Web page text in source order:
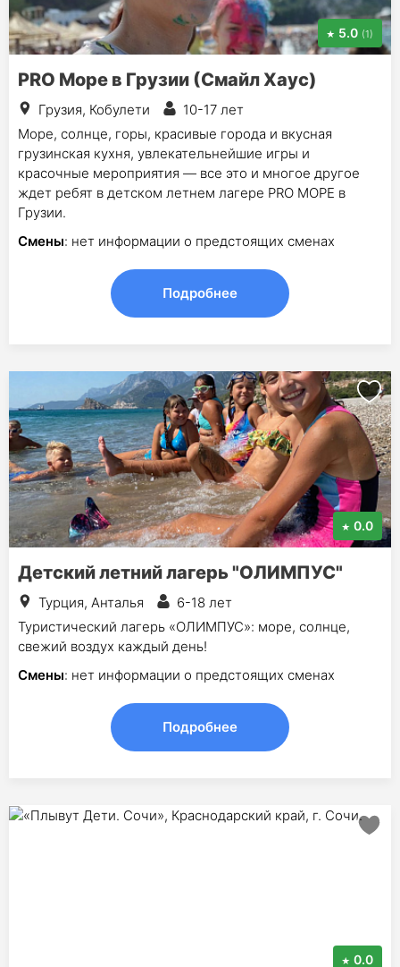
5.0 (1)
PRO Море в Грузии (Смайл Хаус)
Грузия, Кобулети
10-17 лет
Море, солнце, горы, красивые города и вкусная
грузинская кухня, увлекательнейшие игры и
красочные мероприятия — все это и многое другое
ждет ребят в детском летнем лагере PRO МОРЕ в
Грузии.
Смены: нет информации о предстоящих сменах
Подробнее
0.0
Детский летний лагерь "ОЛИМПУС"
Турция, Анталья
6-18 лет
Туристический лагерь «ОЛИМПУС»: море, солнце,
свежий воздух каждый день!
Смены: нет информации о предстоящих сменах
Подробнее
0.0